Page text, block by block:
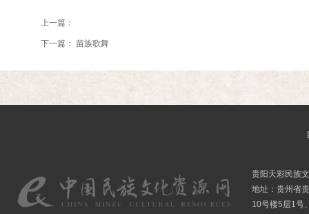
上一篇：
下一篇： 苗族歌舞
贵阳天彩民族
地址：贵州省
10号楼5层1号